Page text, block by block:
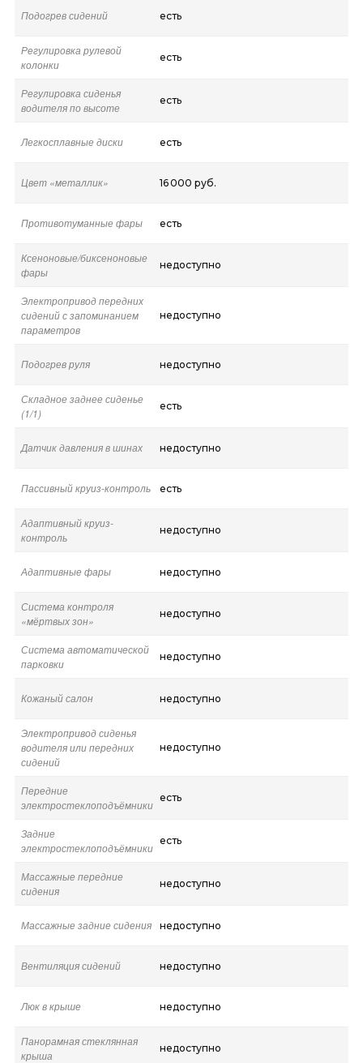
Подогрев сидений есть
Регулировка рулевой
колонки
есть
Регулировка сиденья
водителя по высоте
есть
Легкосплавные диски есть
Цвет «металлик» 16 000 руб.
Противотуманные фары есть
Ксеноновые/биксеноновые
фары
недоступно
Электропривод передних
сидений с запоминанием
параметров
недоступно
Подогрев руля недоступно
Складное заднее сиденье
(1/1)
есть
Датчик давления в шинах недоступно
Пассивный круиз-контроль есть
Адаптивный круиз-
контроль
недоступно
Адаптивные фары недоступно
Система контроля
«мёртвых зон»
недоступно
Система автоматической
парковки
недоступно
Кожаный салон недоступно
Электропривод сиденья
водителя или передних
сидений
недоступно
Передние
электростеклоподъёмники
есть
Задние
электростеклоподъёмники
есть
Массажные передние
сидения
недоступно
Массажные задние сидения недоступно
Вентиляция сидений недоступно
Люк в крыше недоступно
Панорамная стеклянная
крыша
недоступно